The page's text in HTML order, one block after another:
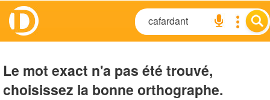
Le mot exact n'a pas été trouvé,
choisissez la bonne orthographe.